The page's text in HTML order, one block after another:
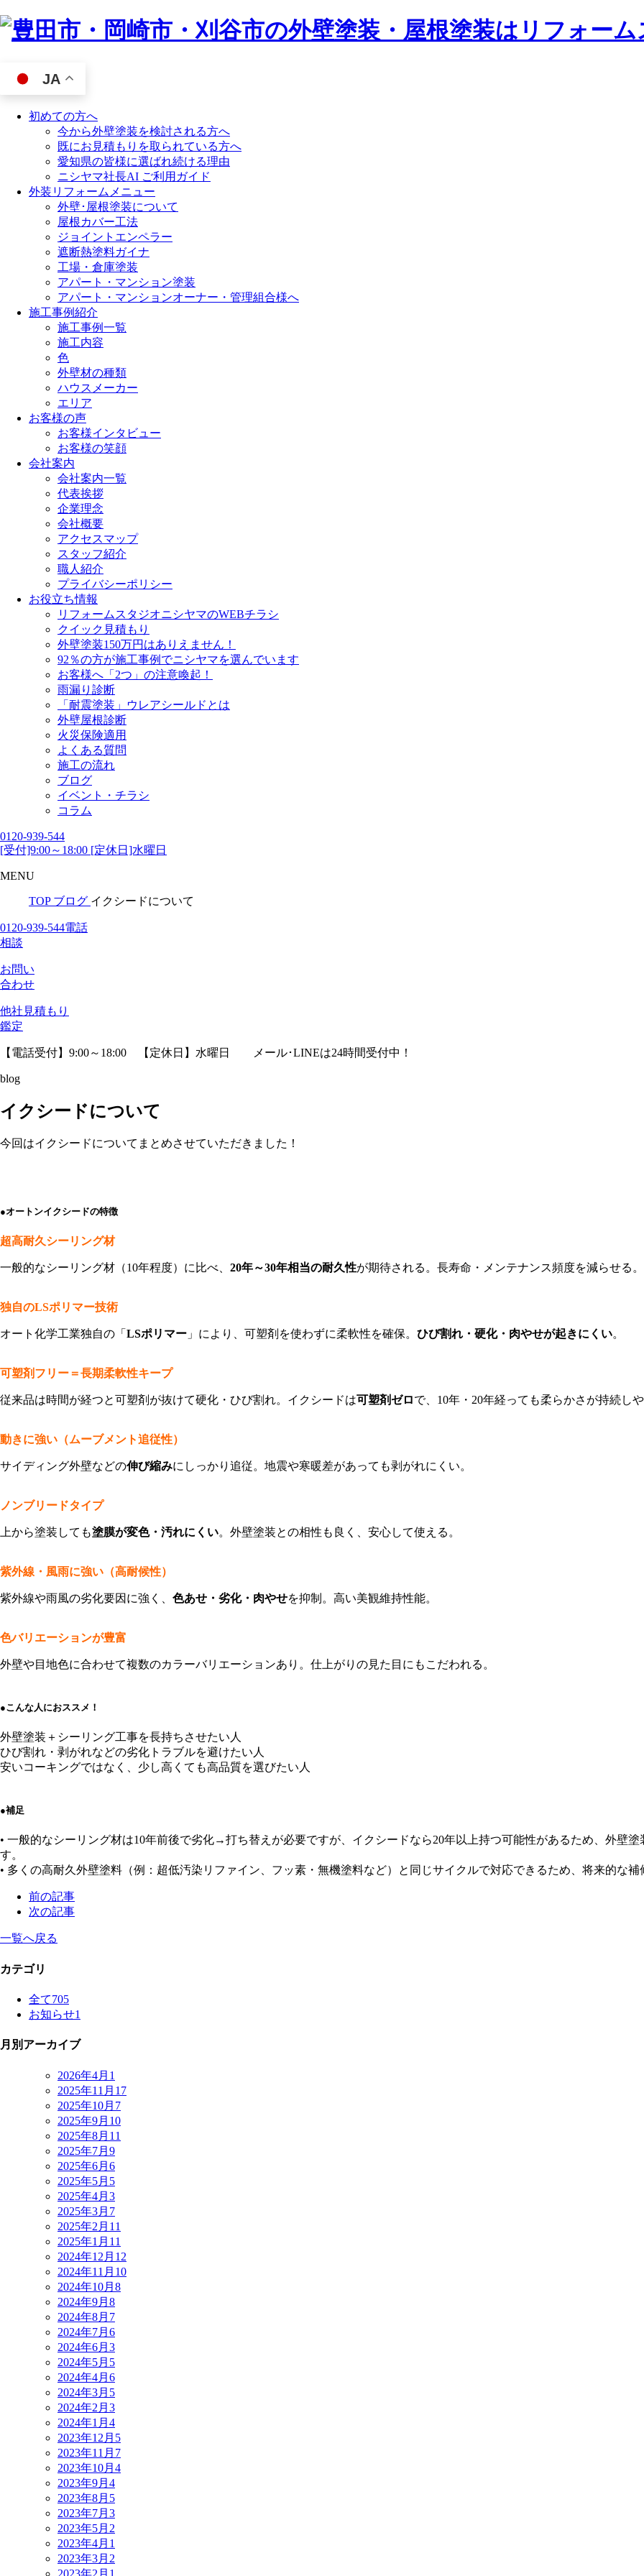
JA
初めての方へ
今から外壁塗装を検討される方へ
既にお見積もりを取られている方へ
愛知県の皆様に選ばれ続ける理由
ニシヤマ社長AI ご利用ガイド
外装リフォームメニュー
外壁･屋根塗装について
屋根カバー工法
ジョイントエンペラー
遮断熱塗料ガイナ
工場・倉庫塗装
アパート・マンション塗装
アパート・マンションオーナー・管理組合様へ
施工事例紹介
施工事例一覧
施工内容
色
外壁材の種類
ハウスメーカー
エリア
お客様の声
お客様インタビュー
お客様の笑顔
会社案内
会社案内一覧
代表挨拶
企業理念
会社概要
アクセスマップ
スタッフ紹介
職人紹介
プライバシーポリシー
お役立ち情報
リフォームスタジオニシヤマのWEBチラシ
クイック見積もり
外壁塗装150万円はありえません！
92％の方が施工事例でニシヤマを選んでいます
お客様へ「2つ」の注意喚起！
雨漏り診断
「耐震塗装」ウレアシールドとは
外壁屋根診断
火災保険適用
よくある質問
施工の流れ
ブログ
イベント・チラシ
コラム
0120-939-544
[受付]9:00～18:00 [定休日]水曜日
MENU
TOP ブログ イクシードについて
0120-939-544電話
相談
お問い
合わせ
他社見積もり
鑑定
【電話受付】9:00～18:00 【定休日】水曜日 メール･LINEは24時間受付中！
blog
イクシードについて
今回はイクシードについてまとめさせていただきました！
●オートンイクシードの特徴
超高耐久シーリング材
一般的なシーリング材（10年程度）に比べ、 20年～30年相当の耐久性が期待される。長寿命・メンテナンス頻度を減らせる。
独自のLSポリマー技術
オート化学工業独自の「 LSポリマー 」により、可塑剤を使わずに柔軟性を確保。 ひび割れ・硬化・肉やせが起きにくい。
可塑剤フリー＝長期柔軟性キープ
従来品は時間が経つと可塑剤が抜けて硬化・ひび割れ。イクシードは可塑剤ゼロで、 10年・ 20年経っても柔らかさが持続し
動きに強い（ムーブメント追従性）
サイディング外壁などの伸び縮みにしっかり追従。地震や寒暖差があっても剥がれにくい。
ノンブリードタイプ
上から塗装しても塗膜が変色・汚れにくい。外壁塗装との相性も良く、安心して使える。
紫外線・風雨に強い（高耐候性）
紫外線や雨風の劣化要因に強く、 色あせ・劣化・肉やせを抑制。高い美観維持性能。
色バリエーションが豊富
外壁や目地色に合わせて複数のカラーバリエーションあり。仕上がりの見た目にもこだわれる。
●こんな人におススメ！
外壁塗装＋シーリング工事を長持ちさせたい人
ひび割れ・剥がれなどの劣化トラブルを避けたい人
安いコーキングではなく、少し高くても高品質を選びたい人
●補足
• 一般的なシーリング材は10年前後で劣化→打ち替えが必要ですが、イクシードなら20年以上持つ可能性があるため、外壁
す。
• 多くの高耐久外壁塗料（例：超低汚染リファイン、フッ素・無機塗料など）と同じサイクルで対応できるため、将来的な
前の記事
次の記事
一覧へ戻る
カテゴリ
全て705
お知らせ1
月別アーカイブ
2026年4月 1
2025年11月 17
2025年10月 7
2025年9月 10
2025年8月 11
2025年7月 9
2025年6月 6
2025年5月 5
2025年4月 3
2025年3月 7
2025年2月 11
2025年1月 11
2024年12月 12
2024年11月 10
2024年10月 8
2024年9月 8
2024年8月 7
2024年7月 6
2024年6月 3
2024年5月 5
2024年4月 6
2024年3月 5
2024年2月 3
2024年1月 4
2023年12月 5
2023年11月 7
2023年10月 4
2023年9月 4
2023年8月 5
2023年7月 3
2023年5月 2
2023年4月 1
2023年3月 2
2023年2月 1